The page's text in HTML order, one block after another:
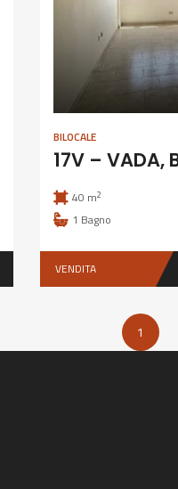
BILOCALE
40 m2
1 Bagno
VENDITA
1